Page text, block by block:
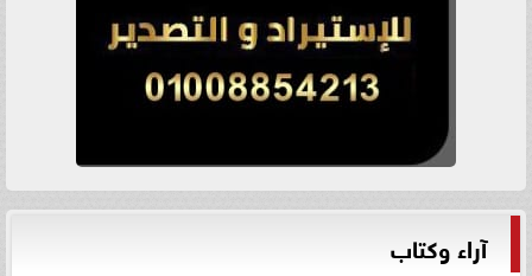
آراء وكتاب